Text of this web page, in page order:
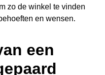
zo de winkel te vinden
en wensen.
een